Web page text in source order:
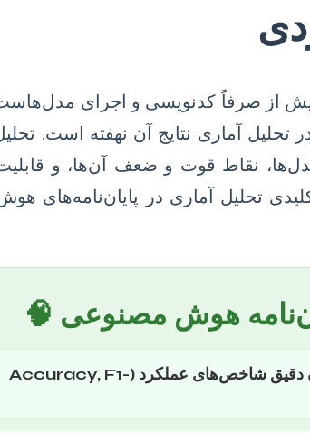
بیش از صرفاً کدنویسی و اجرای
آماری نتایج آن نهفته است. تحلیل
نقاط قوت و ضعف آن‌ها، و قابلیت
تحلیل آماری در پایان‌نامه‌های
هوش مصنوعی 🧠
مشخص کردن دقیق شاخص‌های عملکرد (Accuracy, F1-